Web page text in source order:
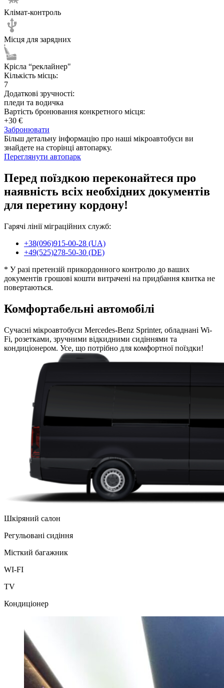
Клімат-контроль
Місця для зарядних
Крісла “реклайнер"
Кількість місць:
7
Додаткові зручності:
пледи та водичка
Вартість бронювання конкретного місця:
+30 €
Забронювати
Більш детальну інформацію про наші мікроавтобуси ви
знайдете на сторінці автопарку.
Переглянути автопарк
Перед поїздкою переконайтеся про
наявність всіх необхідних документів
для перетину кордону!
Гарячі лінії міграційних служб:
+38(096)915-00-28 (UA)
+49(525)278-50-30 (DE)
* У разі претензій прикордонного контролю до ваших
документів грошові кошти витрачені на придбання квитка не
повертаються.
Комфортабельні автомобілі
Сучасні мікроавтобуси Mercedes-Benz Sprinter, обладнані Wi-
Fi, розетками, зручними відкидними сидіннями та
кондиціонером. Усе, що потрібно для комфортної поїздки!
Шкіряний салон
Регульованi сидіння
Місткий багажник
WI-FI
TV
Кондиціонер